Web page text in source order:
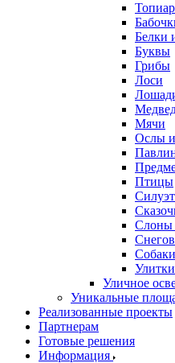
Белки
Буквы
Грибы
Лоси
Мячи
Ослы
Птицы
Слоны
Улитки
Уличное
Уникальные
Реализованные проекты
Партнерам
Готовые решения
Информация